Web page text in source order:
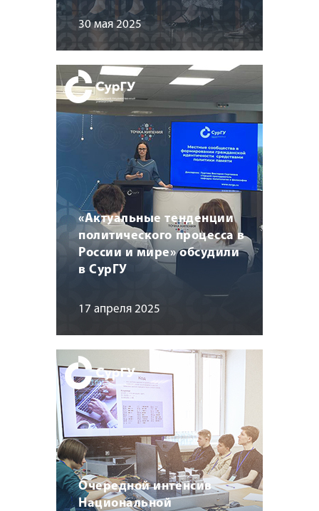
30 мая 2025
«Актуальные тенденции
политического процесса в
России и мире» обсудили
в СурГУ
17 апреля 2025
Очередной интенсив
Национальной